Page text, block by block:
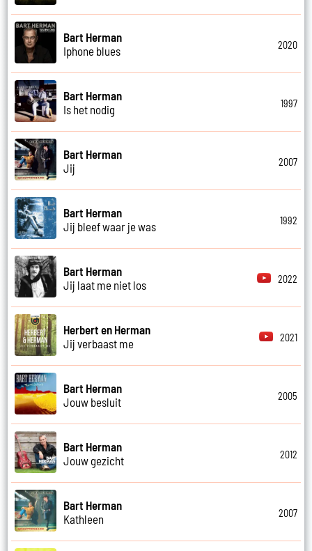
Bart Herman
Iphone blues
2020
Bart Herman
Is het nodig
1997
Bart Herman
Jij
2007
Bart Herman
Jij bleef waar je was
1992
Bart Herman
Jij laat me niet los
2022
Herbert en Herman
Jij verbaast me
2021
Bart Herman
Jouw besluit
2005
Bart Herman
Jouw gezicht
2012
Bart Herman
Kathleen
2007